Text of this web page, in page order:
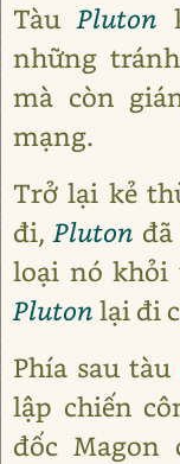
TàuPluton
những
mà còn
mạng.
Trở lại kẻ
đi,Pluton
loại nó khỏi
Pluton lại đi
Phía sau tàu
lập chiến
đốc Magon